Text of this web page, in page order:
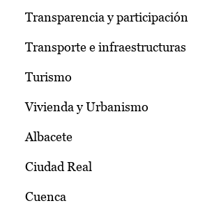
Transparencia y participación
Transporte e infraestructuras
Turismo
Vivienda y Urbanismo
Albacete
Ciudad Real
Cuenca